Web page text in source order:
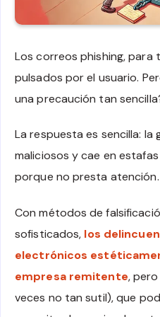
Los correos phishing, para
pulsados por el usuario.
una precaución tan
La respuesta es sencilla: la
maliciosos y cae en
porque no presta atención.
Con métodos de
sofisticados, los
electrónicos
empresa remitente,
veces no tan sutil), que